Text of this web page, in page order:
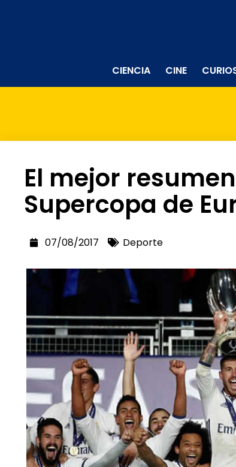
CIENCIA CINE
El mejor
Supercopa de
07/08/2017 Deporte